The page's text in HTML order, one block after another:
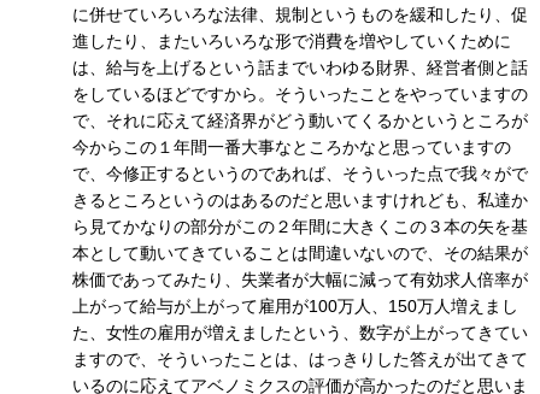
に併せていろいろな法律、規制というものを緩和したり、促
進したり、またいろいろな形で消費を増やしていくために
は、給与を上げるという話までいわゆる財界、経営者側と話
をしているほどですから。そういったことをやっていますの
で、それに応えて経済界がどう動いてくるかというところが
今からこの１年間一番大事なところかなと思っていますの
で、今修正するというのであれば、そういった点で我々がで
きるところというのはあるのだと思いますけれども、私達か
ら見てかなりの部分がこの２年間に大きくこの３本の矢を基
本として動いてきていることは間違いないので、その結果が
株価であってみたり、失業者が大幅に減って有効求人倍率が
上がって給与が上がって雇用が100万人、150万人増えまし
た、女性の雇用が増えましたという、数字が上がってきてい
ますので、そういったことは、はっきりした答えが出てきて
いるのに応えてアベノミクスの評価が高かったのだと思いま